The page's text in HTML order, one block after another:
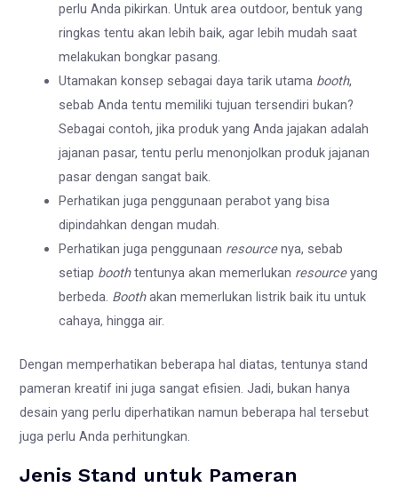
perlu Anda pikirkan. Untuk area outdoor, bentuk yang
ringkas tentu akan lebih baik, agar lebih mudah saat
melakukan bongkar pasang.
Utamakan konsep sebagai daya tarik utama booth,
sebab Anda tentu memiliki tujuan tersendiri bukan?
Sebagai contoh, jika produk yang Anda jajakan adalah
jajanan pasar, tentu perlu menonjolkan produk jajanan
pasar dengan sangat baik.
Perhatikan juga penggunaan perabot yang bisa
dipindahkan dengan mudah.
Perhatikan juga penggunaan resourcenya, sebab
setiap boothtentunya akan memerlukan resourceyang
berbeda. Boothakan memerlukan listrik baik itu untuk
cahaya, hingga air.
Dengan memperhatikan beberapa hal diatas, tentunya stand
pameran kreatif ini juga sangat efisien. Jadi, bukan hanya
desain yang perlu diperhatikan namun beberapa hal tersebut
juga perlu Anda perhitungkan.
Jenis Stand untuk Pameran